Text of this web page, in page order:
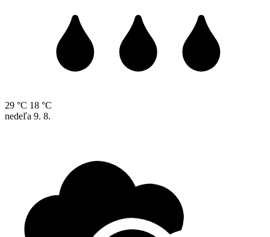
29 °C 18 °C
nedeľa 9. 8.